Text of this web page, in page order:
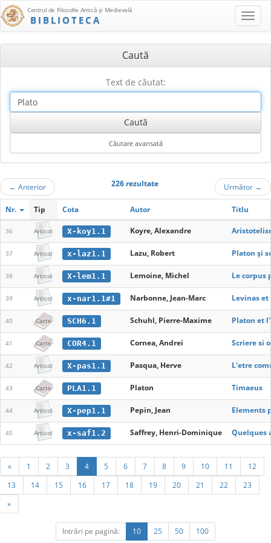
Centrul de Filosofie Antică şi Medievală
BIBLIOTECA
Caută
Text de căutat:
← Anterior 226 rezultate Următor →
Nr. Tip Cota Autor Titlu
36 Articol X-koy1.1 Koyre, Alexandre
37 Articol x-laz1.1 Lazu, Robert Platon și
38 Articol X-lem1.1 Lemoine, Michel Le corpus
39 Articol x-nar1.1#1 Narbonne, Jean-Marc Levinas
40 Carte SCH6.1 Schuhl, Pierre-Maxime Platon et
41 Carte COR4.1 Cornea, Andrei Scriere si
42 Articol X-pas1.1 Pasqua, Herve L'etre
43 Carte PLA1.1 Platon Timaeus
44 Articol X-pep1.1 Pepin, Jean Elements
45 Articol x-saf1.2 Saffrey, Henri-Dominique Quelques
« 1 2 3 4 5 6 7 8 9 10 11
12
13
14 15 16 17 18 19 20 21 22
23
»
Intrări pe pagină: 10 25 50 100